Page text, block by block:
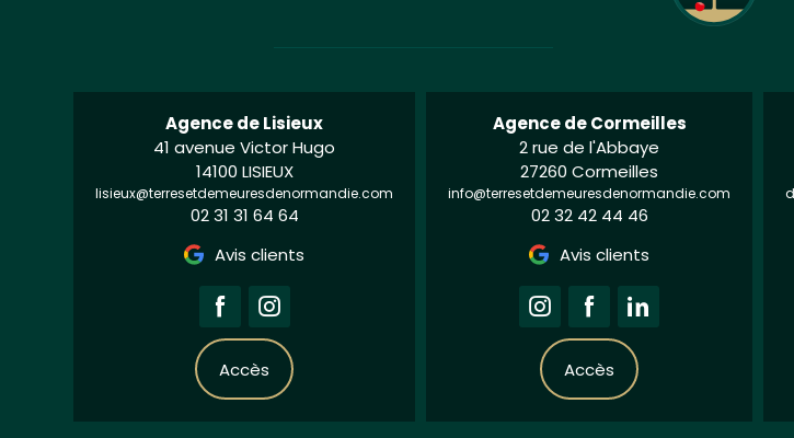
Agence de Lisieux
41 avenue Victor Hugo
14100 LISIEUX
lisieux@terresetdemeuresdenormandie.com
02 31 31 64 64
Avis clients
Accès
Agence de Cormeilles
2 rue de l'Abbaye
27260 Cormeilles
info@terresetdemeuresdenormandie.com
02 32 42 44 46
Avis clients
Accès